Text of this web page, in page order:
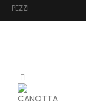
PEZZI